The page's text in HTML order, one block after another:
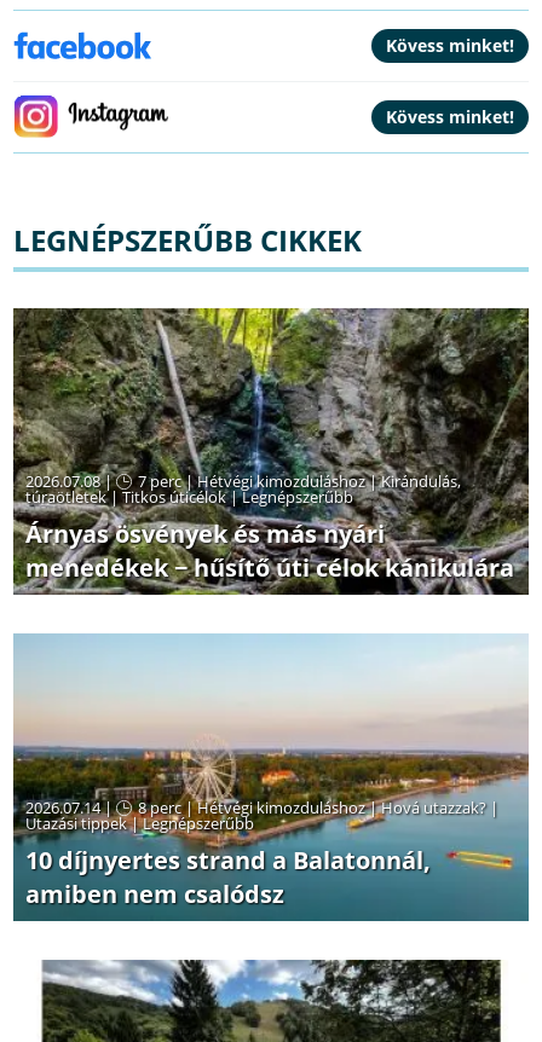
LEGNÉPSZERŰBB CIKKEK
2026.07.08 | 7 perc|Hétvégi kimozduláshoz|Kirándulás,
túraötletek|Titkos úticélok|Legnépszerűbb
Árnyas ösvények és más nyári
menedékek − hűsítő úti célok kánikulára
2026.07.14 | 8 perc|Hétvégi kimozduláshoz|Hová utazzak? |
Utazási tippek|Legnépszerűbb
10 díjnyertes strand a Balatonnál,
amiben nem csalódsz